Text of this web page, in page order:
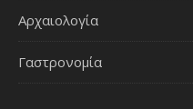
Αρχαιολογία
Γαστρονομία